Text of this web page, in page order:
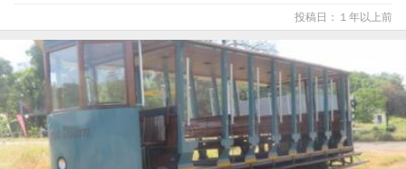
投稿日：１年以上前